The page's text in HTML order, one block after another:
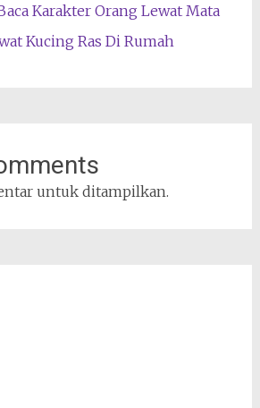
Karakter Orang Lewat Mata
Kucing Ras Di Rumah
untuk ditampilkan.